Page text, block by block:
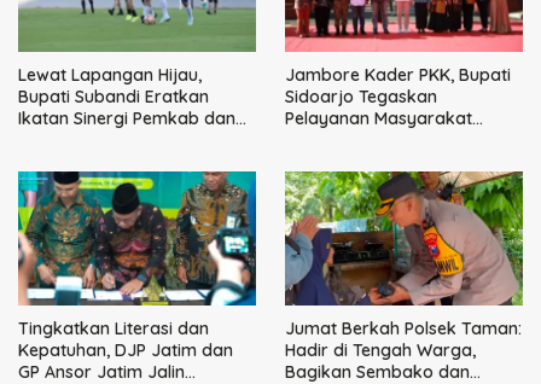
Lewat Lapangan Hijau,
Bupati Subandi Eratkan
Ikatan Sinergi Pemkab dan
Jambore Kader PKK, Bupati
Sidoarjo Tegaskan
Pelayanan Masyarakat
Tingkatkan Literasi dan
Kepatuhan, DJP Jatim dan
GP Ansor Jatim Jalin
Jumat Berkah Polsek Taman:
Hadir di Tengah Warga,
Bagikan Sembako dan